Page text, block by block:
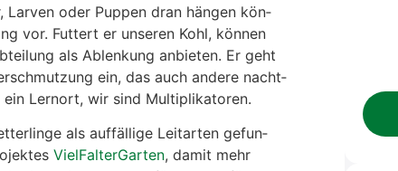
Lar­ven oder Pup­pen dran hän­gen kön­
vor. Fut­tert er unse­ren Kohl, kön­nen
als Ablen­kung anbie­ten. Er geht
ein, das auch ande­re nacht­
Lern­ort, wir sind Mul­ti­pli­ka­to­ren.
als auf­fäl­li­ge Leit­ar­ten gefun­
Viel­Fal­ter­Gar­ten, damit mehr